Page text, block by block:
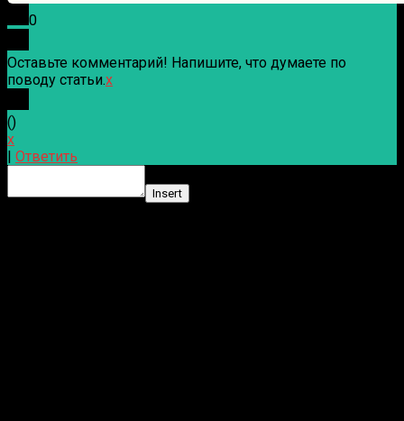
0
Оставьте комментарий! Напишите, что думаете по
поводу статьи.x
()
x
Ответить
Insert